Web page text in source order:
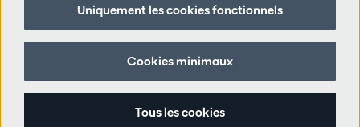
Suivez nous
Uniquement les cookies fonctionnels
Cookies minimaux
Tous les cookies